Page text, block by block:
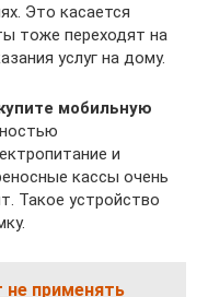
Это касается
тоже переходят на
услуг на дому.
мобильную
и
кассы очень
Такое устройство
применять